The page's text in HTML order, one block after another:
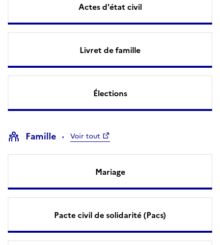
Actes d'état civil
Livret de famille
Élections
Famille Voir tout
Mariage
Pacte civil de solidarité (Pacs)